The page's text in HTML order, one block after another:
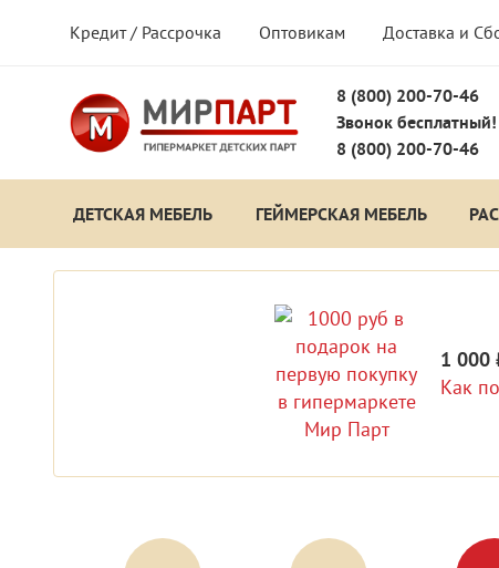
Кредит / Рассрочка Оптовикам Доставка и
8 (800) 200-70-46
Звонок бесплатный!
8 (800) 200-70-46
ДЕТСКАЯ МЕБЕЛЬ ГЕЙМЕРСКАЯ МЕБЕЛЬ
1 000
Как